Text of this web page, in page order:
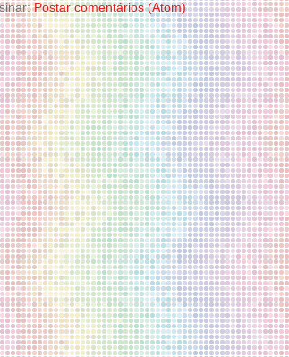
Postar comentários (Atom)